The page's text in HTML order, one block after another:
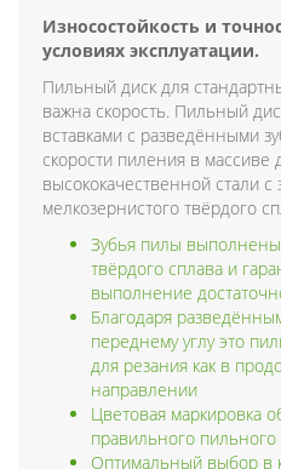
Износостойкость и
условиях эксплуатации.
Пильный диск для
важна скорость. Пильный
вставками с разведёнными
скорости пиления в
высококачественной стали с
мелкозернистого твёрдого
Зубья пилы выполнены
твёрдого сплава и
выполнение
Благодаря
переднему углу это
для резания как в
направлении
Цветовая маркировка
правильного пильного
Оптимальный выбор в